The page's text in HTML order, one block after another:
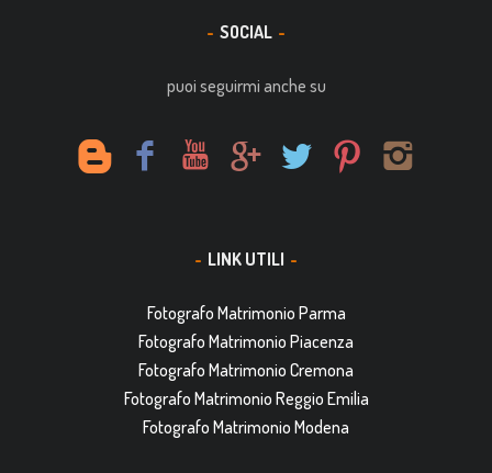
SOCIAL
puoi seguirmi anche su
LINK UTILI
Fotografo Matrimonio Parma
Fotografo Matrimonio Piacenza
Fotografo Matrimonio Cremona
Fotografo Matrimonio Reggio Emilia
Fotografo Matrimonio Modena